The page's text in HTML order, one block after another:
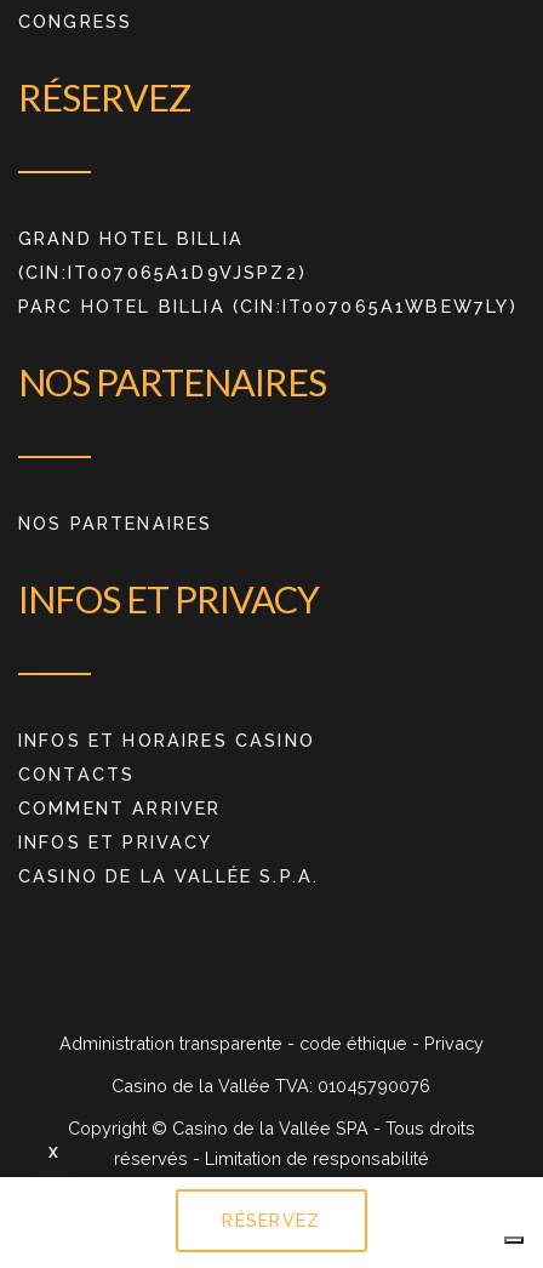
CONGRESS
RÉSERVEZ
GRAND HOTEL BILLIA
(CIN:IT007065A1D9VJSPZ2)
PARC HOTEL BILLIA (CIN:IT007065A1WBEW7LY)
NOS PARTENAIRES
NOS PARTENAIRES
INFOS ET PRIVACY
INFOS ET HORAIRES CASINO
CONTACTS
COMMENT ARRIVER
INFOS ET PRIVACY
CASINO DE LA VALLÉE S.P.A.
Administration transparente - code éthique - Privacy
Casino de la Vallée TVA: 01045790076
Copyright © Casino de la Vallée SPA - Tous droits
réservés - Limitation de responsabilité
X
RÉSERVEZ